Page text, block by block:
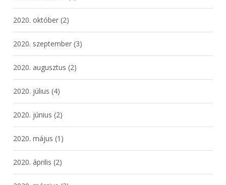
2020. október (2)
2020. szeptember (3)
2020. augusztus (2)
2020. július (4)
2020. június (2)
2020. május (1)
2020. április (2)